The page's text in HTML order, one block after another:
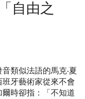
自由之
類似法語的馬克‧夏
牙藝術家從來不會
時卻指：「不知道